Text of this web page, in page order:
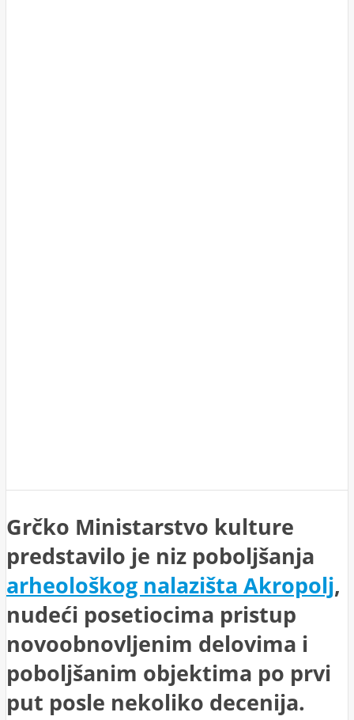
Grčko Ministarstvo kulture
predstavilo je niz poboljšanja
arheološkog nalazišta Akropolj,
nudeći posetiocima pristup
novoobnovljenim delovima i
poboljšanim objektima po prvi
put posle nekoliko decenija.